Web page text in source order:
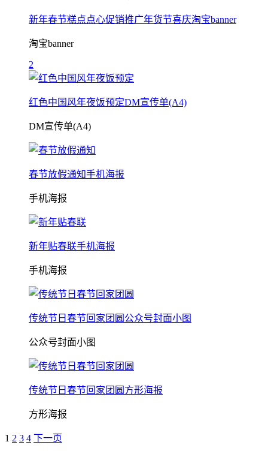
新年春节糕点点心促销推广年货节喜庆淘宝banner
淘宝banner
2
红色中国风年夜饭预定DM宣传单(A4)
DM宣传单(A4)
春节放假通知手机海报
手机海报
新年贴春联手机海报
手机海报
传统节日春节回家团圆公众号封面小图
公众号封面小图
传统节日春节回家团圆方形海报
方形海报
1 2 3 4 下一页